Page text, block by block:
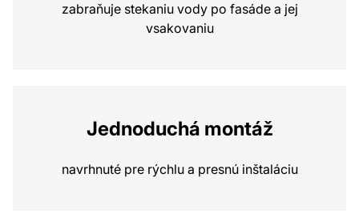
zabraňuje stekaniu vody po fasáde a jej
vsakovaniu
Jednoduchá montáž
navrhnuté pre rýchlu a presnú inštaláciu